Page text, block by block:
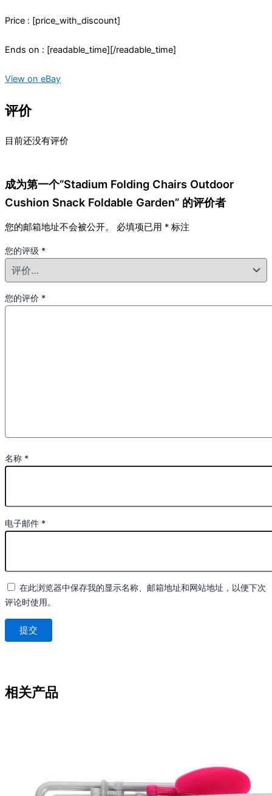
Price : [price_with_discount]
Ends on : [readable_time][/readable_time]
View on eBay
评价
目前还没有评价
成为第一个“Stadium Folding Chairs Outdoor
Cushion Snack Foldable Garden” 的评价者
您的邮箱地址不会被公开。 必填项已用 * 标注
您的评级 *
您的评价 *
名称 *
电子邮件 *
在此浏览器中保存我的显示名称、邮箱地址和网站地址，以便下次
评论时使用。
相关产品